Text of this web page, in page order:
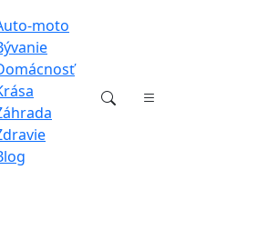
moto